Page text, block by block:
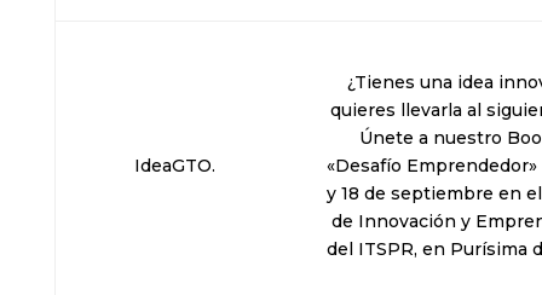
IdeaGTO.
¿Tienes una idea
quieres llevarla al
Únete a nuestro
«Desafío Emprendedor»
y 18 de septiembre en
de Innovación y
del ITSPR, en Purísima